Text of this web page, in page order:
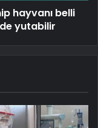
hayvanı belli
yutabilir